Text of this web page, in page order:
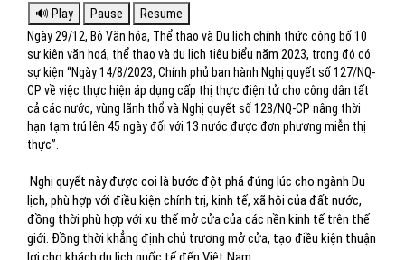
Ngày 29/12, Bộ Văn hóa, Thể thao và Du lịch chính thức công bố 10
sự kiện văn hoá, thể thao và du lịch tiêu biểu năm 2023, trong đó có
sự kiện “Ngày 14/8/2023, Chính phủ ban hành Nghị quyết số 127/NQ-
CP về việc thực hiện áp dụng cấp thị thực điện tử cho công dân tất
cả các nước, vùng lãnh thổ và Nghị quyết số 128/NQ-CP nâng thời
hạn tạm trú lên 45 ngày đối với 13 nước được đơn phương miễn thị
thực”.
Nghị quyết này được coi là bước đột phá đúng lúc cho ngành Du
lịch, phù hợp với điều kiện chính trị, kinh tế, xã hội của đất nước,
đồng thời phù hợp với xu thế mở cửa của các nền kinh tế trên thế
giới. Đồng thời khẳng định chủ trương mở cửa, tạo điều kiện thuận